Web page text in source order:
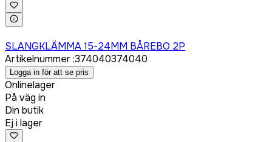
SLANGKLÄMMA 15-24MM BÅREBO 2P
Artikelnummer:374040374040
Logga in för att se pris
Onlinelager
På väg in
Din butik
Ej i lager